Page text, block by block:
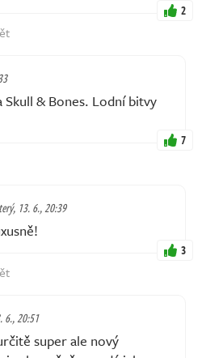
2
& Bones. Lodní bitvy
7
13. 6., 20:39
3
6., 20:51
super ale nový